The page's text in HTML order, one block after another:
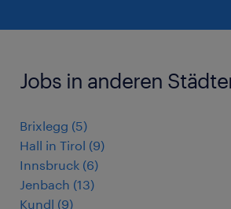
Jobs in anderen
Brixlegg (5)
Hall in Tirol (9)
Innsbruck (6)
Jenbach (13)
Kundl (9)